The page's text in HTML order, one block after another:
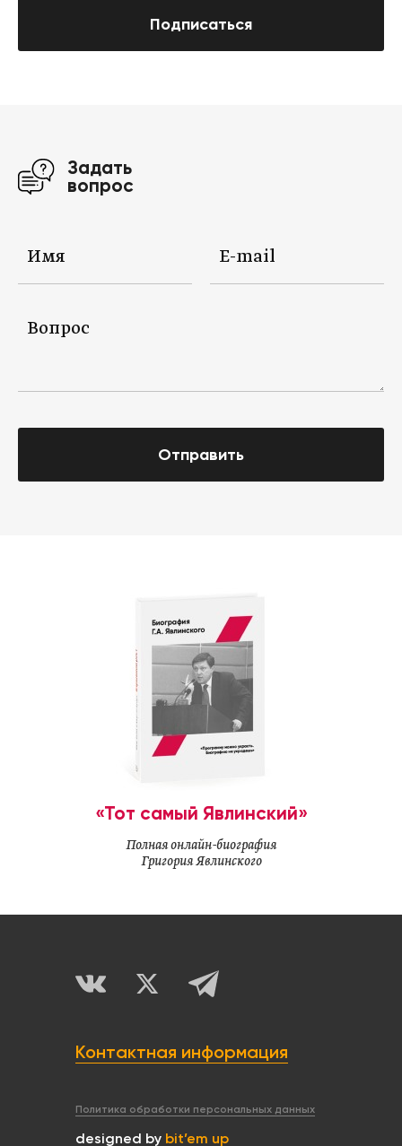
Подписаться
Задать
вопрос
Отправить
«Тот самый Явлинский»
Полная онлайн-биография
Григория Явлинского
Контактная информация
Политика обработки персональных данных
designed by bit’em up